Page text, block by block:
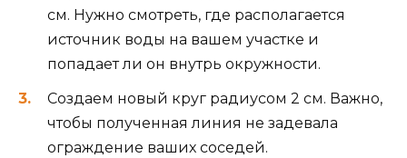
см. Нужно смотреть, где располагается
источник воды на вашем участке и
попадает ли он внутрь окружности.
Создаем новый круг радиусом 2 см. Важно,
чтобы полученная линия не задевала
ограждение ваших соседей.